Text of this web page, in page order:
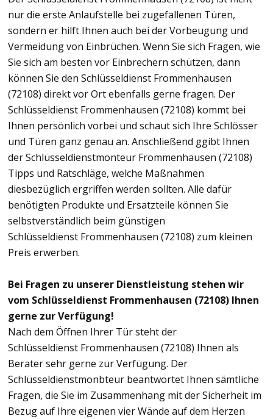
nur die erste Anlaufstelle bei zugefallenen Türen,
sondern er hilft Ihnen auch bei der Vorbeugung und
Vermeidung von Einbrüchen. Wenn Sie sich Fragen, wie
Sie sich am besten vor Einbrechern schützen, dann
können Sie den Schlüsseldienst Frommenhausen
(72108) direkt vor Ort ebenfalls gerne fragen. Der
Schlüsseldienst Frommenhausen (72108) kommt bei
Ihnen persönlich vorbei und schaut sich Ihre Schlösser
und Türen ganz genau an. Anschließend ggibt Ihnen
der Schlüsseldienstmonteur Frommenhausen (72108)
Tipps und Ratschläge, welche Maßnahmen
diesbezüglich ergriffen werden sollten. Alle dafür
benötigten Produkte und Ersatzteile können Sie
selbstverständlich beim günstigen
Schlüsseldienst Frommenhausen (72108) zum kleinen
Preis erwerben.
Bei Fragen zu unserer Dienstleistung stehen wir
vom Schlüsseldienst Frommenhausen (72108) Ihnen
gerne zur Verfügung!
Nach dem Öffnen Ihrer Tür steht der
Schlüsseldienst Frommenhausen (72108) Ihnen als
Berater sehr gerne zur Verfügung. Der
Schlüsseldienstmonbteur beantwortet Ihnen sämtliche
Fragen, die Sie im Zusammenhang mit der Sicherheit im
Bezug auf Ihre eigenen vier Wände auf dem Herzen